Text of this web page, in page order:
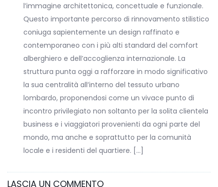
l’immagine architettonica, concettuale e funzionale.
Questo importante percorso di rinnovamento stilistico
coniuga sapientemente un design raffinato e
contemporaneo con i più alti standard del comfort
alberghiero e dell’accoglienza internazionale. La
struttura punta oggi a rafforzare in modo significativo
la sua centralità all’interno del tessuto urbano
lombardo, proponendosi come un vivace punto di
incontro privilegiato non soltanto per la solita clientela
business e i viaggiatori provenienti da ogni parte del
mondo, ma anche e soprattutto per la comunità
locale e i residenti del quartiere. […]
LASCIA UN COMMENTO